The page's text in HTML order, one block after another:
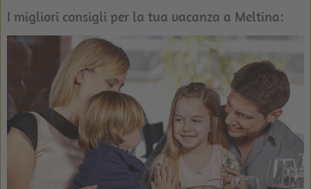
I migliori consigli per la tua vacanza a Meltina: